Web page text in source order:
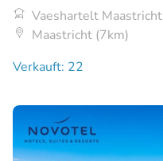
Vaeshartelt Maastricht
Maastricht (7km)
Verkauft: 22